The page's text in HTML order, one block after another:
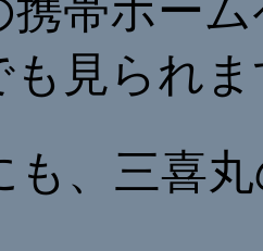
携帯ホー
も見られ
も、三喜